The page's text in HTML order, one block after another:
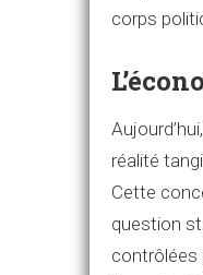
corps
réalité
Cette
question
contrôlées